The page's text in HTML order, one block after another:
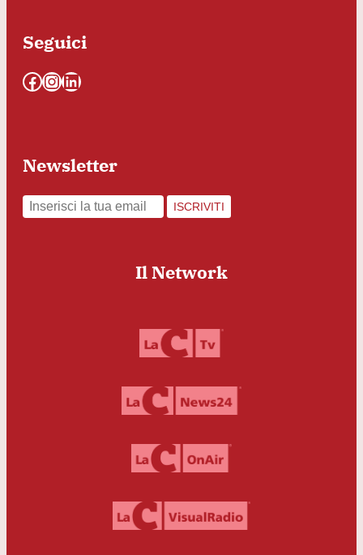
Seguici
Facebook InstagramLinkedIn
Newsletter
ISCRIVITI
Il Network